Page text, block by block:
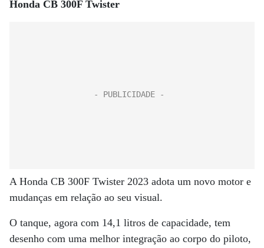
Honda CB 300F Twister
A Honda CB 300F Twister 2023 adota um novo motor e
mudanças em relação ao seu visual.
O tanque, agora com 14,1 litros de capacidade, tem
desenho com uma melhor integração ao corpo do piloto,